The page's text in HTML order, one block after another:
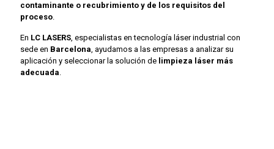
contaminante o recubrimiento y de los requisitos del
proceso.
En LC LASERS, especialistas en tecnología láser industrial con
sede en Barcelona, ayudamos a las empresas a analizar su
aplicación y seleccionar la solución de limpieza láser más
adecuada.